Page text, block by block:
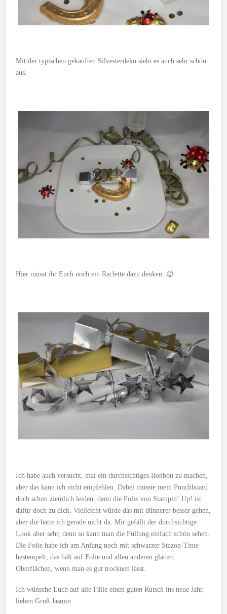
Mit der typischen gekauften Silvesterdeko sieht es auch sehr schön
aus.
Hier müsst ihr Euch noch ein Raclette dazu denken. 😉
Ich habe auch versucht, mal ein durchsichtiges Bonbon zu machen,
aber das kann ich nicht empfehlen. Dabei musste mein Punchboard
doch schon ziemlich leiden, denn die Folie von Stampin‘ Up! ist
dafür doch zu dick. Vielleicht würde das mit dünnerer besser gehen,
aber die hatte ich gerade nicht da. Mir gefällt der durchsichtige
Look aber sehr, denn so kann man die Füllung einfach schön sehen.
Die Folie habe ich am Anfang noch mit schwarzer Stazon-Tinte
bestempelt, das hält auf Folie und allen anderen glatten
Oberflächen, wenn man es gut trocknen lässt.
Ich wünsche Euch auf alle Fälle einen guten Rutsch ins neue Jahr,
lieben Gruß Jasmin